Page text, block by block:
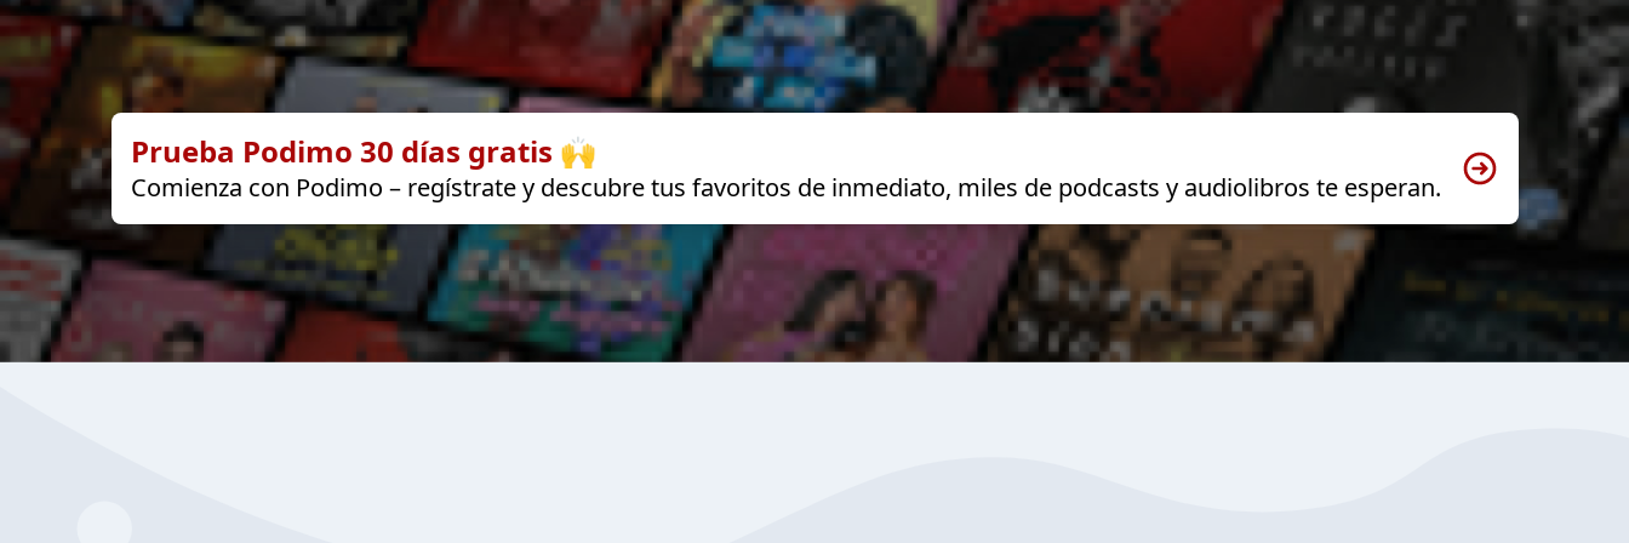
Prueba Podimo 30 días gratis 🙌
Comienza con Podimo – regístrate y descubre tus favoritos de inmediato, miles de podcasts y audiolibros te esperan.